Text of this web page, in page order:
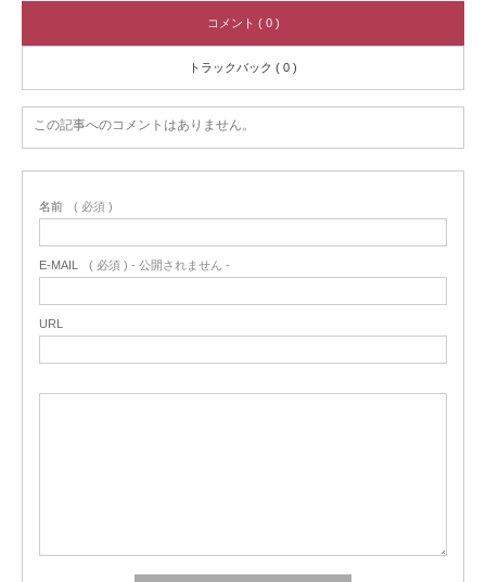
コメント ( 0 )
トラックバック ( 0 )
この記事へのコメントはありません。
名前 ( 必須 )
E-MAIL ( 必須 ) - 公開されません -
URL